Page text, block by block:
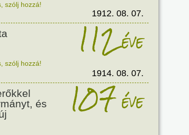
szólj hozzá!
1912. 08. 07.
112éve
szólj hozzá!
1914. 08. 07.
és
107éve